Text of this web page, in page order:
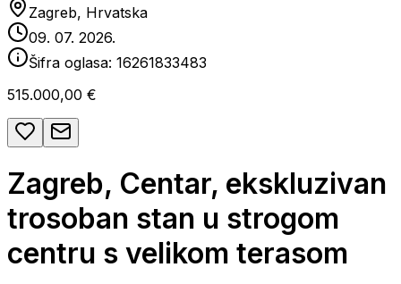
Zagreb, Hrvatska
09. 07. 2026.
Šifra oglasa: 16261833483
515.000,00 €
Zagreb, Centar, ekskluzivan
trosoban stan u strogom
centru s velikom terasom